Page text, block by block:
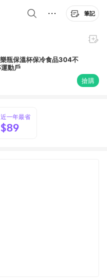
筆記
瓶保溫杯保冷食品304不
動戶
搶購
近一年最省
$89